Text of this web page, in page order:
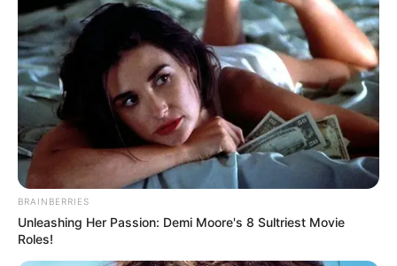
BRAINBERRIES
Unleashing Her Passion: Demi Moore's 8 Sultriest Movie
Roles!